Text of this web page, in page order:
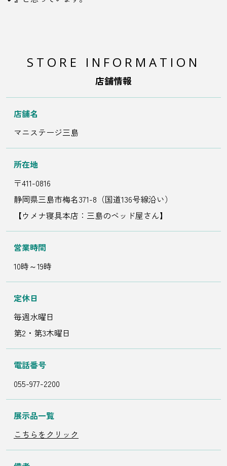
STORE INFORMATION
店舗情報
店舗名
マニステージ三島
所在地
〒411-0816
静岡県三島市梅名371-8（国道136号線沿い）
【ウメナ寝具本店：三島のベッド屋さん】
営業時間
10時～19時
定休日
毎週水曜日
第2・第3木曜日
電話番号
055-977-2200
展示品一覧
こちらをクリック